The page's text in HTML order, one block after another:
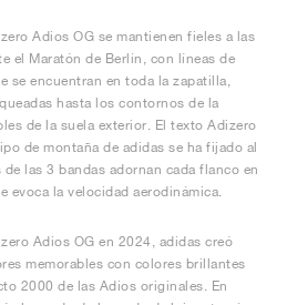
Adios OG se mantienen fieles a las
el Maratón de Berlín, con líneas de
se encuentran en toda la zapatilla,
hasta los contornos de la
de la suela exterior. El texto Adizero
de montaña de adidas se ha fijado al
las 3 bandas adornan cada flanco en
evoca la velocidad aerodinámica.
Adios OG en 2024, adidas creó
memorables con colores brillantes
2000 de las Adios originales. En